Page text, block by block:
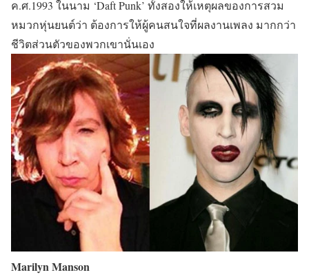
ค.ศ.1993 ในนาม ‘Daft Punk’ ทั้งสองให้เหตุผลของการสวม
หมวกหุ่นยนต์ว่า ต้องการให้ผู้คนสนใจที่ผลงานเพลง มากกว่า
ชีวิตส่วนตัวของพวกเขานั่นเอง
Marilyn Manson